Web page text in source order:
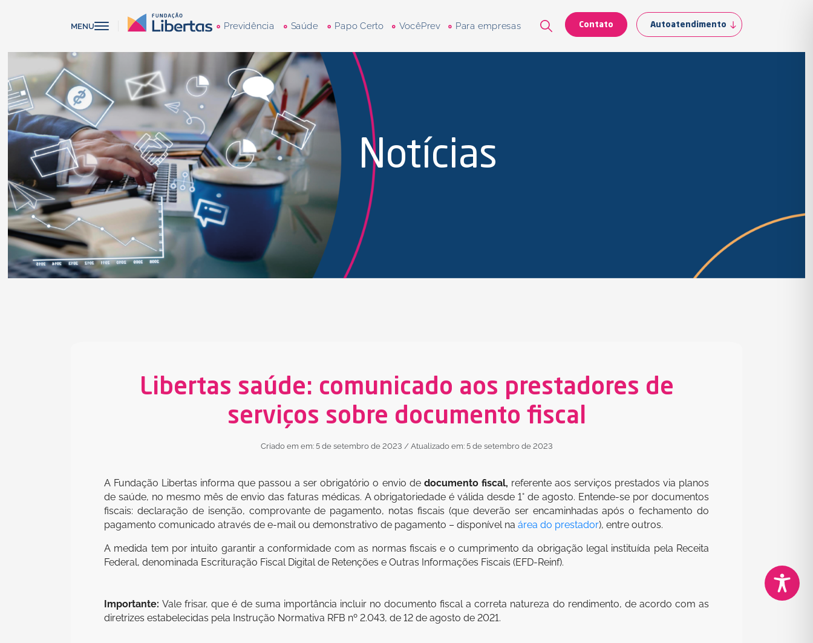
MENU Previdência Saúde Papo Certo VocêPrev Para empresas Contato Autoatendimento
Notícias
Libertas saúde: comunicado aos prestadores de
serviços sobre documento fiscal
Criado em em: 5 de setembro de 2023 / Atualizado em: 5 de setembro de 2023
A Fundação Libertas informa que passou a ser obrigatório o envio dedocumento fiscal, referente aos serviços prestados via planos
de saúde, no mesmo mês de envio das faturas médicas. A obrigatoriedade é válida desde 1° de agosto. Entende-se por documentos
fiscais: declaração de isenção, comprovante de pagamento, notas fiscais (que deverão ser encaminhadas após o fechamento do
pagamento comunicado através de e-mail ou demonstrativo de pagamento – disponível na área do prestador), entre outros.
A medida tem por intuito garantir a conformidade com as normas fiscais e o cumprimento da obrigação legal instituída pela Receita
Federal, denominada Escrituração Fiscal Digital de Retenções e Outras Informações Fiscais (EFD-Reinf).
Importante:Vale frisar, que é de suma importância incluir no documento fiscal a correta natureza do rendimento, de acordo com as
diretrizes estabelecidas pela Instrução Normativa RFB nº 2.043, de 12 de agosto de 2021.